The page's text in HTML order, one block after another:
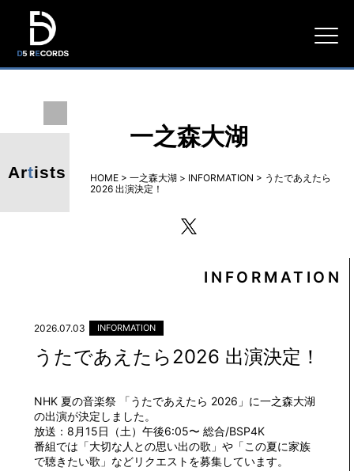
D5
Artists
一之森大湖
HOME> 一之森大湖> INFORMATION > うたであえたら
2026 出演決定！
INFORMATION
2026.07.03 INFORMATION
うたであえたら2026 出演決定！
NHK 夏の音楽祭 「うたであえたら 2026」に一之森大湖
の出演が決定しました。
放送：8月15日（土）午後6:05〜 総合/BSP4K
番組では「大切な人との思い出の歌」や「この夏に家族
で聴きたい歌」などリクエストを募集しています。